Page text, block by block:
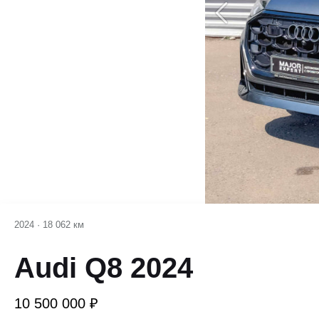
2024 · 18 062 км
Audi Q8 2024
10 500 000 ₽